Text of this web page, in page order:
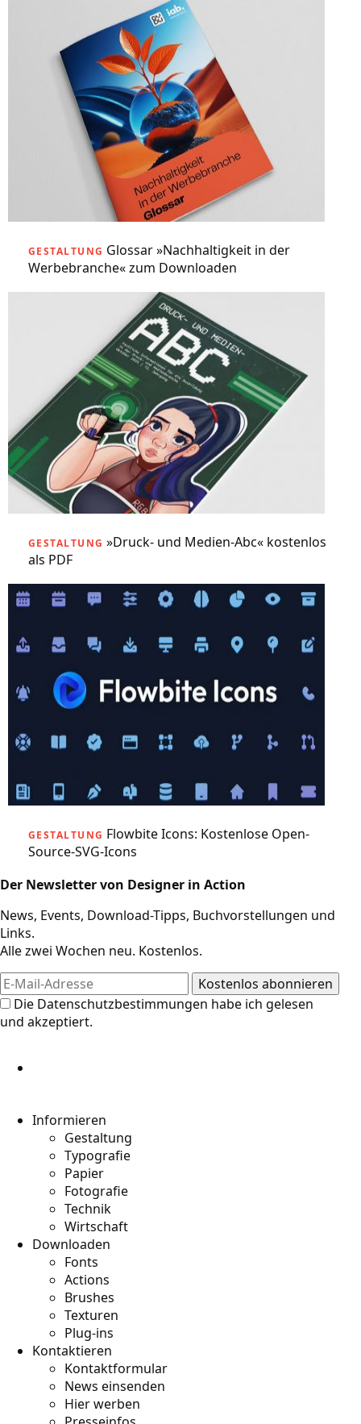
GESTALTUNG Glossar »Nachhaltigkeit in der
Werbebranche« zum Downloaden
GESTALTUNG »Druck- und Medien-Abc« kostenlos
als PDF
GESTALTUNG Flowbite Icons: Kostenlose Open-
Source-SVG-Icons
Der Newsletter von Designer in Action
News, Events, Download-Tipps, Buchvorstellungen und
Links.
Alle zwei Wochen neu. Kostenlos.
Die Datenschutzbestimmungen habe ich gelesen
und akzeptiert.
Informieren
Gestaltung
Typografie
Papier
Fotografie
Technik
Wirtschaft
Downloaden
Fonts
Actions
Brushes
Texturen
Plug-ins
Kontaktieren
Kontaktformular
News einsenden
Hier werben